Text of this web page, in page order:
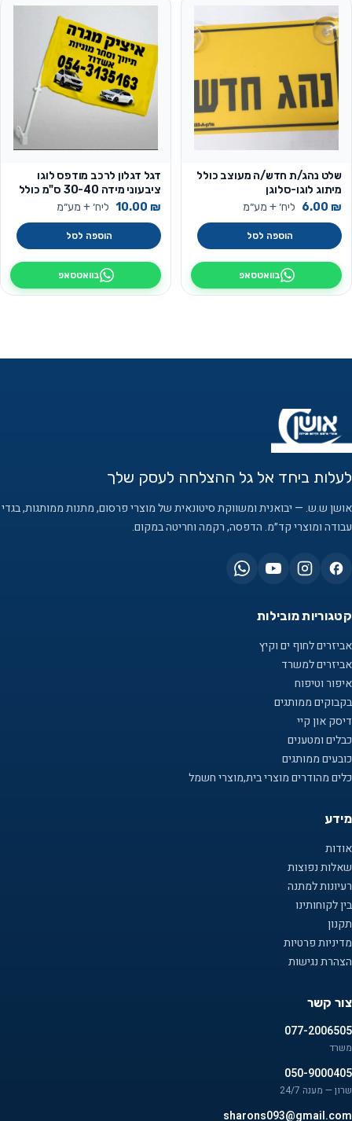
שלט נהג/ת חדש/ה מעוצב כולל
מיתוג לוגו-סלוגן
6.00 ₪ ליח׳ + מע״מ
הוספה לסל
בוואטסאפ
דגל דגלון לרכב מודפס לוגו
ציבעוני מידה 30-40 ס"מ כולל
מוט לתליה
10.00 ₪ ליח׳ + מע״מ
הוספה לסל
בוואטסאפ
לעלות ביחד אל גל ההצלחה לעסק שלך
אושן ש.ש. — יבואנית ומשווקת סיטונאית של מוצרי פרסום, מתנות ממותגות, בגדי
עבודה ומוצרי קד״מ. הדפסה, רקמה וחריטה במקום.
קטגוריות מובילות
אביזרים לחוף ים וקיץ
אביזרים למשרד
איפור וטיפוח
בקבוקים ממותגים
דיסק און קיי
כבלים ומטענים
כובעים ממותגים
כלים מהודרים מוצרי בית,מוצרי חשמל
מידע
אודות
שאלות נפוצות
רעיונות למתנה
בין לקוחותינו
תקנון
מדיניות פרטיות
הצהרת נגישות
צור קשר
077-2006505
משרד
050-9000405
שרון — מענה 24/7
sharons093@gmail.com